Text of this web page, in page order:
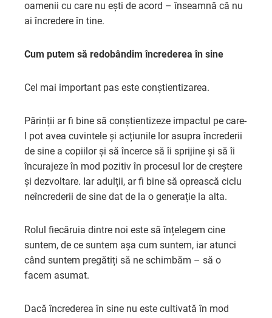
oamenii cu care nu ești de acord – înseamnă că nu
ai încredere în tine.
Cum putem să redobândim încrederea în sine
Cel mai important pas este conștientizarea.
Părinții ar fi bine să conștientizeze impactul pe care-
l pot avea cuvintele și acțiunile lor asupra încrederii
de sine a copiilor și să încerce să îi sprijine și să îi
încurajeze în mod pozitiv în procesul lor de creștere
și dezvoltare. Iar adulții, ar fi bine să oprească ciclu
neîncrederii de sine dat de la o generație la alta.
Rolul fiecăruia dintre noi este să înțelegem cine
suntem, de ce suntem așa cum suntem, iar atunci
când suntem pregătiți să ne schimbăm – să o
facem asumat.
Dacă încrederea în sine nu este cultivată în mod